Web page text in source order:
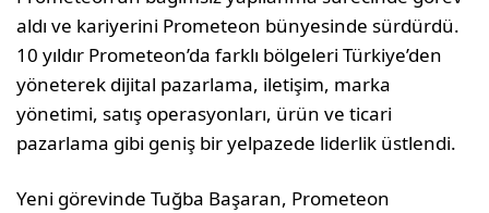
aldı ve kariyerini Prometeon bünyesinde sürdürdü.
10 yıldır Prometeon’da farklı bölgeleri Türkiye’den
yöneterek dijital pazarlama, iletişim, marka
yönetimi, satış operasyonları, ürün ve ticari
pazarlama gibi geniş bir yelpazede liderlik üstlendi.
Yeni görevinde Tuğba Başaran, Prometeon